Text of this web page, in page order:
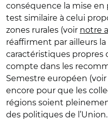
conséquence la mise en
test similaire à celui
zones rurales (voir notre
réaffirment par ailleurs
caractéristiques propres
compte dans les
Semestre européen (voir
encore pour que les
régions soient
des politiques de l’Union.